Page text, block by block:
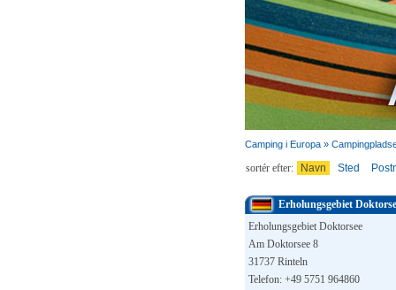
Camping i Europa »
sortér efter: Navn Sted
Erholungsgebiet
Erholungsgebiet Doktorsee
Am Doktorsee 8
31737 Rinteln
Telefon: +49 5751 964860